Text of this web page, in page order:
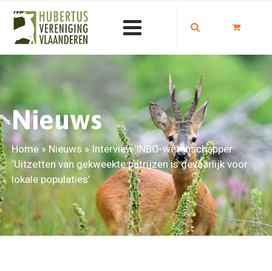
Nieuws
Home » Nieuws » Interview INBO-wetenschapper:
‘Uitzetten van gekweekte patrijzen is gevaarlijk voor
lokale populaties’